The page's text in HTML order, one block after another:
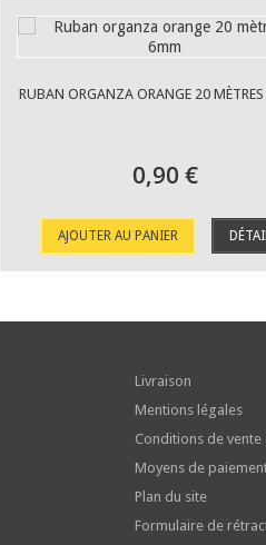
RUBAN ORGANZA ORANGE 20
0,90 €
AJOUTER AU PANIER DÉTAIL
Livraison
Mentions légales
Conditions de
Moyens de
Plan du site
Formulaire de